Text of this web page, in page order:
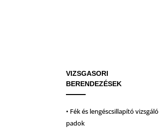
VIZSGASORI
BERENDEZÉSEK
• Fék és lengéscsillapító vizsgáló
padok